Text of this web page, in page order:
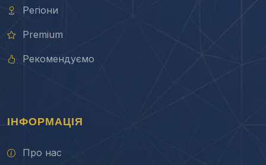
Регіони
Premium
Рекомендуємо
ІНФОРМАЦІЯ
Про нас